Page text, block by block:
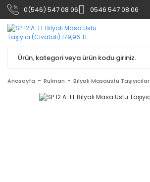
0(546) 547 08 06 0546 547 08 06
Anasayfa Rulman Bilyalı Masaüstü Taşıyıcılar